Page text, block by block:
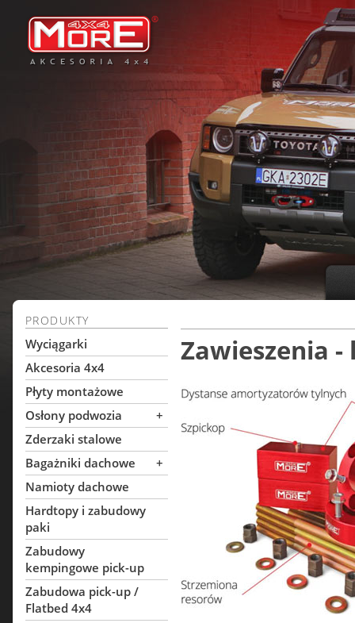
PRODUKTY
Wyciągarki
Akcesoria 4x4
Płyty montażowe
Osłony podwozia
+
Zderzaki stalowe
Bagażniki dachowe
+
Namioty dachowe
Hardtopy i zabudowy
paki
Zabudowy
kempingowe pick-up
Zabudowa pick-up /
Flatbed 4x4
Zawieszenia